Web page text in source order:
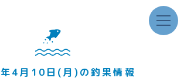
4月10日(月)の釣果情報